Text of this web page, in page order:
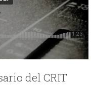
del CRIT